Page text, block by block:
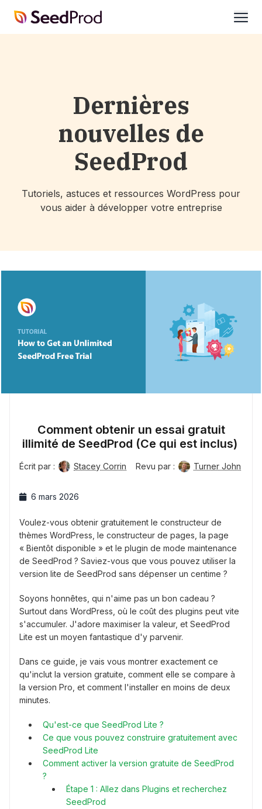
SeedProd
Dernières
nouvelles de
SeedProd
Tutoriels, astuces et ressources WordPress pour
vous aider à développer votre entreprise
Comment obtenir un essai gratuit
illimité de SeedProd (Ce qui est inclus)
Écrit par : Stacey Corrin Revu par : Turner John
6 mars 2026
Voulez-vous obtenir gratuitement le constructeur de
thèmes WordPress, le constructeur de pages, la page
« Bientôt disponible » et le plugin de mode maintenance
de SeedProd ? Saviez-vous que vous pouvez utiliser la
version lite de SeedProd sans dépenser un centime ?
Soyons honnêtes, qui n'aime pas un bon cadeau ?
Surtout dans WordPress, où le coût des plugins peut vite
s'accumuler. J'adore maximiser la valeur, et SeedProd
Lite est un moyen fantastique d'y parvenir.
Dans ce guide, je vais vous montrer exactement ce
qu'inclut la version gratuite, comment elle se compare à
la version Pro, et comment l'installer en moins de deux
minutes.
Qu'est-ce que SeedProd Lite ?
Ce que vous pouvez construire gratuitement avec
SeedProd Lite
Comment activer la version gratuite de SeedProd
?
Étape 1 : Allez dans Plugins et recherchez
SeedProd